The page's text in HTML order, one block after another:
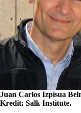
Juan Carlos Izpisua
Kredit: Salk Institute.